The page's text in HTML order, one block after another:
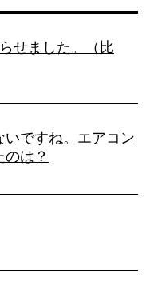
せました。（比
ですね。エアコン
のは？